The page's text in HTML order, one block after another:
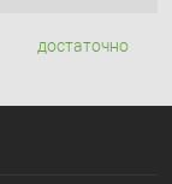
достаточно